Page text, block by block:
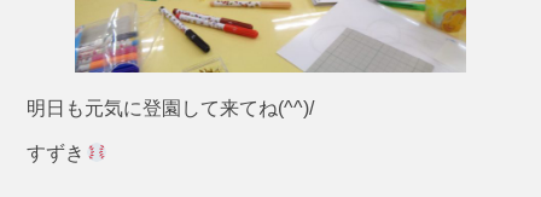
明日も元気に登園して来てね(^^)/
すずき